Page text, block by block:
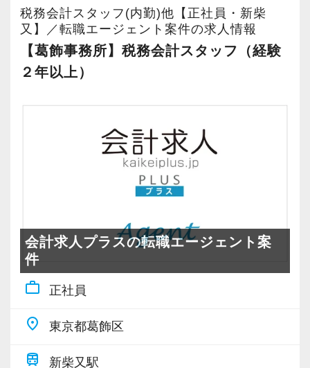
紹介でのご依頼も多く、日々の対応の積み重ね
が評価いただけているからこそ。
数字を合わせるだけでなく、経営改善や黒字化
支援にも力を入れ財務状況の立て直しまで踏み
＜製造業・不動産・ITなど業界業種・規模感も
顧問先は製造業、不動産、病院、自動車関連、
IT関連など多岐にわたります。
までさまざま。
半数以上のお客様とは創業から50年を超えるお
付き合いがあり、多様な経験を積める環境で
す！
【前職の経験を活かしてスキルアップ！】
経理・簿記資格をお持ちであれば、税務会計業
税務会計スタッフ(内勤)他【正社員・新柴
又】／転職エージェント案件の求人情報
【葛飾事務所】税務会計スタッフ（経験
２年以上）
会計求人プラスの転職エージェント案
件
work_outline 正社員
place 東京都葛飾区
train 新柴又駅